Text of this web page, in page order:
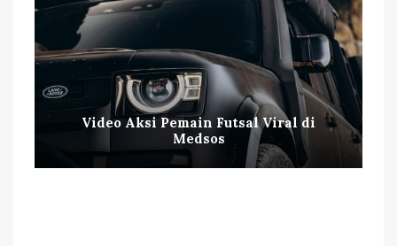
Video Aksi Pemain Futsal Viral di
Medsos